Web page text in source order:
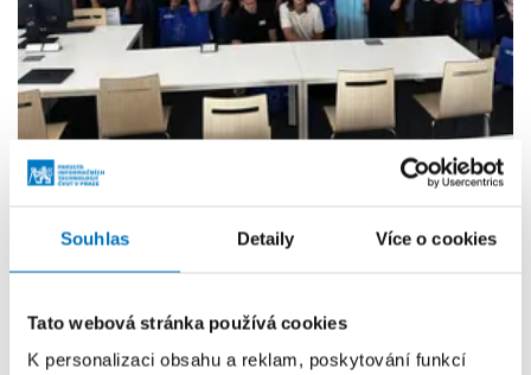
Souhlas Detaily Více o cookies
Tato webová stránka používá cookies
K personalizaci obsahu a reklam, poskytování funkcí
Nejen používat AI, ale tvořit ji. Středoškoláci na FIT
která proběhla na FIT ČVUT.